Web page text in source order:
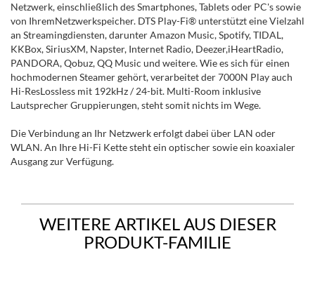
Netzwerk, einschließlich des Smartphones, Tablets oder PC's sowie
von IhremNetzwerkspeicher. DTS Play-Fi® unterstützt eine Vielzahl
an Streamingdiensten, darunter Amazon Music, Spotify, TIDAL,
KKBox, SiriusXM, Napster, Internet Radio, Deezer,iHeartRadio,
PANDORA, Qobuz, QQ Music und weitere. Wie es sich für einen
hochmodernen Steamer gehört, verarbeitet der 7000N Play auch
Hi-ResLossless mit 192kHz / 24-bit. Multi-Room inklusive
Lautsprecher Gruppierungen, steht somit nichts im Wege.
Die Verbindung an Ihr Netzwerk erfolgt dabei über LAN oder
WLAN. An Ihre Hi-Fi Kette steht ein optischer sowie ein koaxialer
Ausgang zur Verfügung.
WEITERE ARTIKEL AUS DIESER
PRODUKT-FAMILIE